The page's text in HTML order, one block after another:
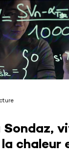
Sondaz,
chaleur